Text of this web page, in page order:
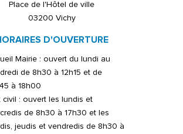
Place de l'Hôtel de ville
03200 Vichy
D'OUVERTURE
Mairie : ouvert du lundi au
de 8h30 à 12h15 et de
à 18h00
civil : ouvert les lundis et
de 8h30 à 17h30 et les
jeudis et vendredis de 8h30 à